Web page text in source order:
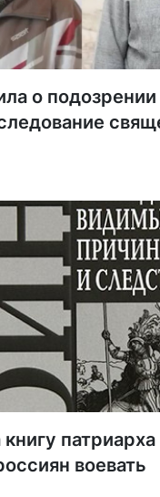
о подозрении
воевать